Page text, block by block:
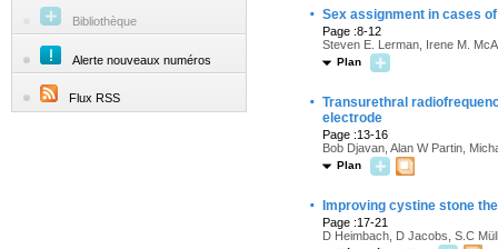
Bibliothèque
Alerte nouveaux numéros
Flux RSS
· Sex assignment in cases
Page :8-12
Steven E. Lerman, Irene M.
Plan
· Transurethral
electrode
Page :13-16
Bob Djavan, Alan W Partin,
Plan
· Improving cystine stone
Page :17-21
D Heimbach, D Jacobs, S.C